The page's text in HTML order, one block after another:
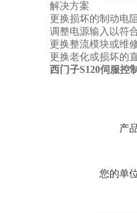
解决方案
更换损坏的制动电
调整电源输入以符
更换整流模块或维
更换老化或损坏的
西门子S120伺服控
产
您的单